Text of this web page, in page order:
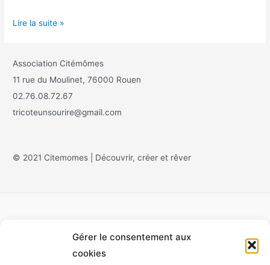
Gérer le consentement aux
cookies
Lire la suite »
Association Citémômes
11 rue du Moulinet, 76000 Rouen
02.76.08.72.67
tricoteunsourire@gmail.com
© 2021 Citemomes | Découvrir, créer et rêver